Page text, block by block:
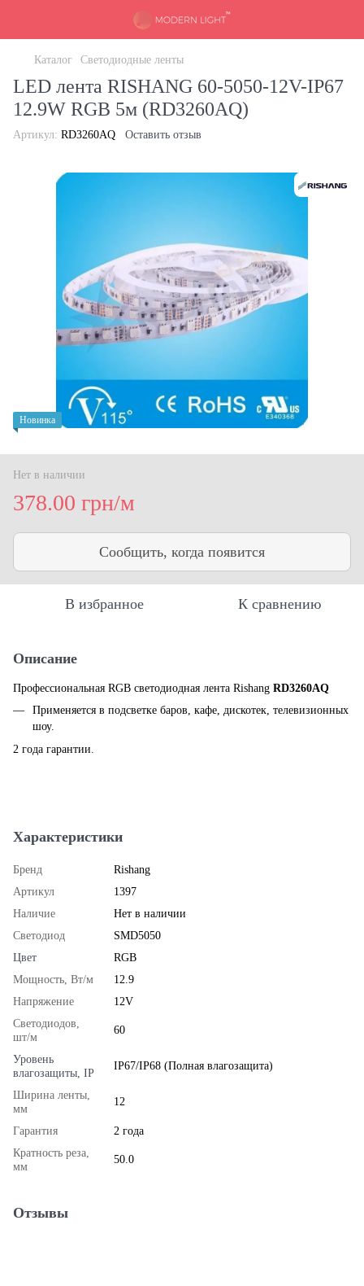
Каталог Светодиодные ленты
LED лента RISHANG 60-5050-12V-IP67
12.9W RGB 5м (RD3260AQ)
Артикул: RD3260AQ Оставить отзыв
Новинка
Нет в наличии
378.00 грн/м
Сообщить, когда появится
В избранное К сравнению
Описание
Профессиональная RGB светодиодная лента Rishang RD3260AQ
Применяется в подсветке баров, кафе, дискотек, телевизионных
шоу.
2 года гарантии.
Характеристики
Бренд
Rishang
Артикул
1397
Наличие
Нет в наличии
Светодиод
SMD5050
Цвет
RGB
Мощность, Вт/м
12.9
Напряжение
12V
Светодиодов,
шт/м
60
Уровень
влагозащиты, IP
IP67/IP68 (Полная влагозащита)
Ширина ленты,
мм
12
Гарантия
2 года
Кратность реза,
мм
50.0
Отзывы